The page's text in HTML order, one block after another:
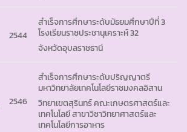
2544
สำเร็จการศึกษาระดับมัธยมศึกษาปีที่ 3
โรงเรียนราชประชานุเคราะห์ 32
จังหวัดอุบลราชธานี
2546
สำเร็จการศึกษาระดับปริญญาตรี
มหาวิทยาลัยเทคโนโลยีราชมงคลอิสาน
วิทยาเขตสุรินทร์ คณะเกษตรศาสตร์และ
เทคโนโลยี สาขาวิชาวิทยาศาสตร์และ
เทคโนโลยีการอาหาร